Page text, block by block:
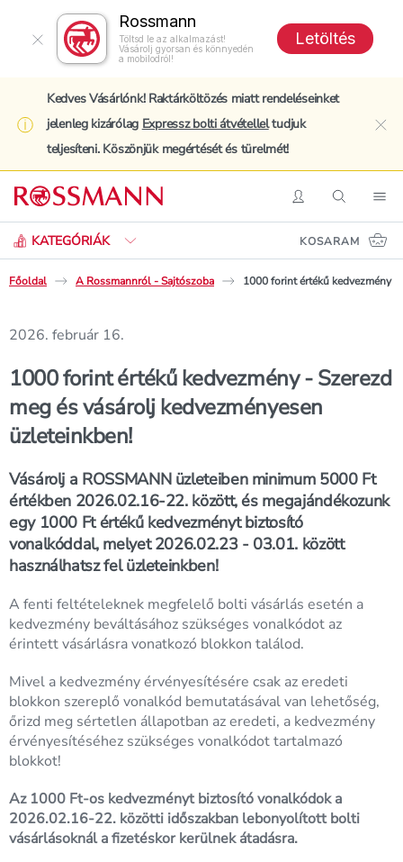
Rossmann
Töltsd le az alkalmazást!
Vásárolj gyorsan és könnyedén
a mobilodról!
Letöltés
Kedves Vásárlónk! Raktárköltözés miatt rendeléseinket
jelenleg kizárólag Expressz bolti átvételleltudjuk
teljesíteni. Köszönjük megértését és türelmét!
BelépésKeresés
KATEGÓRIÁK
Keresés
KOSARAM
Főoldal A Rossmannról - Sajtószoba 1000 forint értékű kedvezmény -
2026. február 16.
1000 forint értékű kedvezmény - Szerezd
meg és vásárolj kedvezményesen
üzleteinkben!
Vásárolj a ROSSMANN üzleteiben minimum 5000 Ft
értékben 2026.02.16-22. között, és megajándékozunk
egy 1000 Ft értékű kedvezményt biztosító
vonalkóddal, melyet 2026.02.23 - 03.01. között
használhatsz fel üzleteinkben!
A fenti feltételeknek megfelelő bolti vásárlás esetén a
kedvezmény beváltásához szükséges vonalkódot az
érintett vásárlásra vonatkozó blokkon találod.
Mivel a kedvezmény érvényesítésére csak az eredeti
blokkon szereplő vonalkód bemutatásával van lehetőség,
őrizd meg sértetlen állapotban az eredeti, a kedvezmény
érvényesítéséhez szükséges vonalkódot tartalmazó
blokkot!
Az 1000 Ft-os kedvezményt biztosító vonalkódok a
2026.02.16-22. közötti időszakban lebonyolított bolti
vásárlásoknál a fizetéskor kerülnek átadásra.